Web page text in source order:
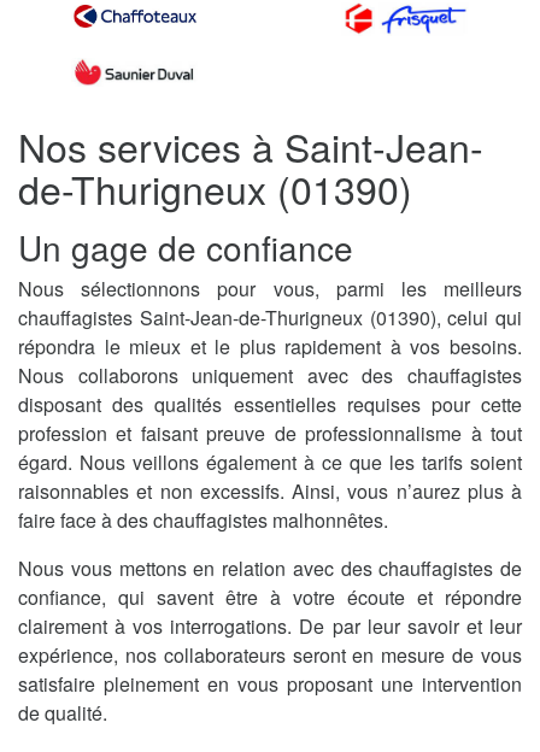
Nos services à Saint-Jean-
de-Thurigneux (01390)
Un gage de confiance
Nous sélectionnons pour vous, parmi les meilleurs
chauffagistes Saint-Jean-de-Thurigneux (01390), celui qui
répondra le mieux et le plus rapidement à vos besoins.
Nous collaborons uniquement avec des chauffagistes
disposant des qualités essentielles requises pour cette
profession et faisant preuve de professionnalisme à tout
égard. Nous veillons également à ce que les tarifs soient
raisonnables et non excessifs. Ainsi, vous n’aurez plus à
faire face à des chauffagistes malhonnêtes.
Nous vous mettons en relation avec des chauffagistes de
confiance, qui savent être à votre écoute et répondre
clairement à vos interrogations. De par leur savoir et leur
expérience, nos collaborateurs seront en mesure de vous
satisfaire pleinement en vous proposant une intervention
de qualité.